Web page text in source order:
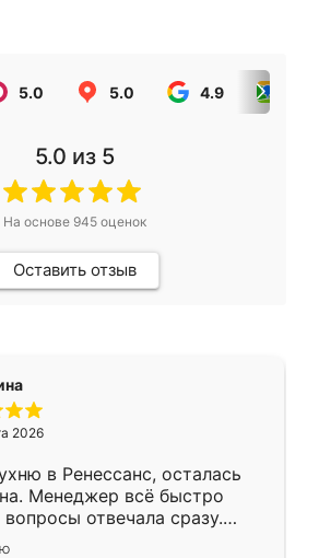
5.0 5.0 4.9
5.0 из 5
На основе 945оценок
Оставить отзыв
2026
в Ренессанс, осталась
Менеджер всё быстро
вопросы отвечала сразу.
в субботу, подошёл к